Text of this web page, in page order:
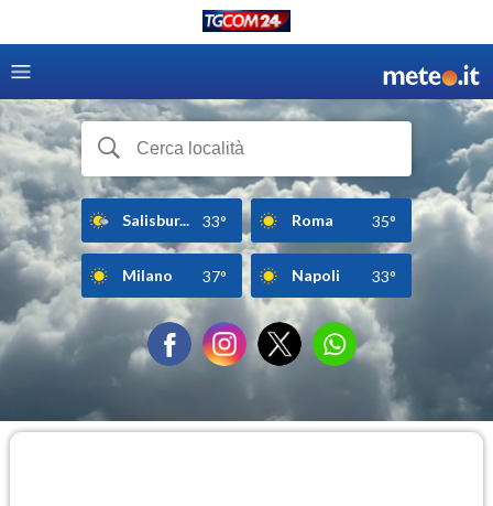
Salisbur... 33° Roma 35°
Milano 37° Napoli 33°